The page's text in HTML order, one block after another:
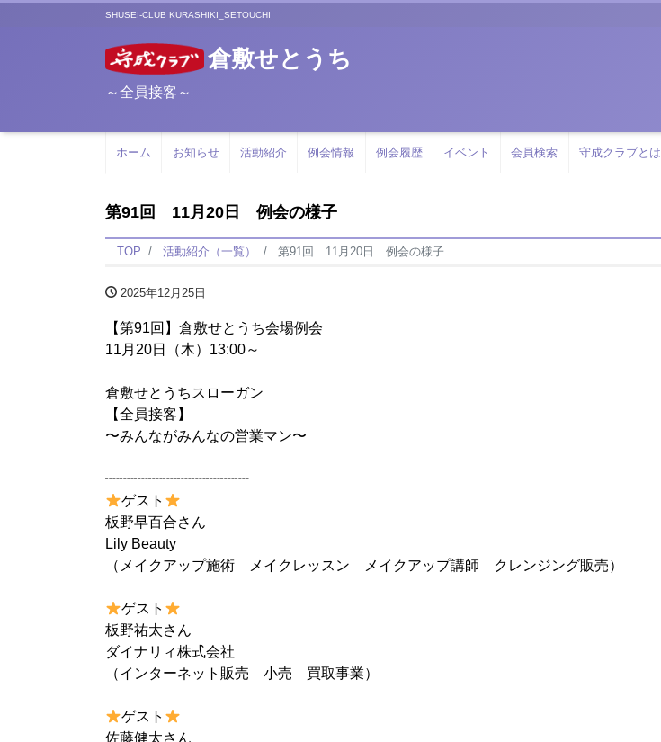
SHUSEI-CLUB KURASHIKI_SETOUCHI
倉敷せとうち
～全員接客～
ホーム お知らせ 活動紹介 例会情報 例会履歴 イベント 会員検索 守成クラブとは
第91回 11月20日 例会の様子
TOP 活動紹介（一覧） 第91回 11月20日 例会の様子
2025年12月25日
【第91回】倉敷せとうち会場例会
11月20日（木）13:00～
倉敷せとうちスローガン
【全員接客】
〜みんながみんなの営業マン〜
┈┈┈┈┈┈┈┈┈┈
ゲスト
板野早百合さん
Lily Beauty
（メイクアップ施術 メイクレッスン メイクアップ講師 クレンジング販売）
ゲスト
板野祐太さん
ダイナリィ株式会社
（インターネット販売 小売 買取事業）
ゲスト
佐藤健太さん